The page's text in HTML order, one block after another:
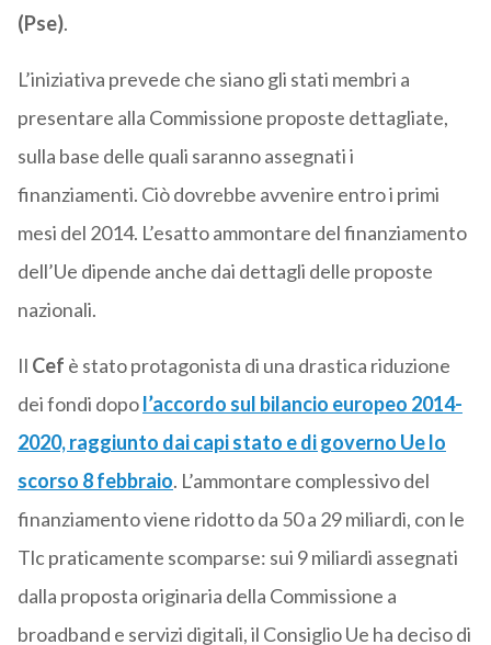
(Pse).
L’iniziativa prevede che siano gli stati membri a
presentare alla Commissione proposte dettagliate,
sulla base delle quali saranno assegnati i
finanziamenti. Ciò dovrebbe avvenire entro i primi
mesi del 2014. L’esatto ammontare del finanziamento
dell’Ue dipende anche dai dettagli delle proposte
nazionali.
Il Cef è stato protagonista di una drastica riduzione
dei fondi dopol’accordo sul bilancio europeo 2014-
2020, raggiunto dai capi stato e di governo Ue lo
scorso 8 febbraio. L’ammontare complessivo del
finanziamento viene ridotto da 50 a 29 miliardi, con le
Tlc praticamente scomparse: sui 9 miliardi assegnati
dalla proposta originaria della Commissione a
broadband e servizi digitali, il Consiglio Ue ha deciso di